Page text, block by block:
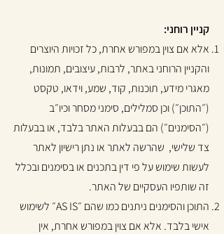
קניין רוחני:
אלא אם צוין במפורש אחרת, כל זכויות היוצרים
והקניין הרוחני באתר, לרבות, עיצובים, תמונות,
מאגרי מידע, תוכנות, קוד, שמע, וידאו, טקסט
(״התוכן״) וכן סמלילים, סימני מסחר וכיו״ב
(״הסימנים״) הם בבעלות האתר בלבד, או בבעלות
צד שלישי, שהרשה לאתר או נתן רישיון לאתר
לעשות שימוש על פי דין בתכנים או בסימנים ובכלל
זה שותפיו העסקיים של האתר.
התוכן והסימנים ניתנים כמו שהם ״AS IS״ לשימוש
אישי בלבד. אלא אם צוין במפורש אחרת, אין